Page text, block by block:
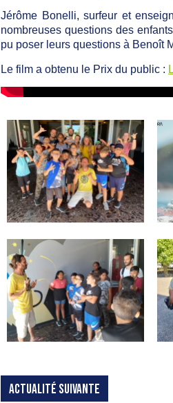
Jérôme Bonelli, surfeur et
nombreuses questions des
pu poser leurs questions à Benoît
Le film a obtenu le Prix du public :
ACTUALITÉ SUIVANTE